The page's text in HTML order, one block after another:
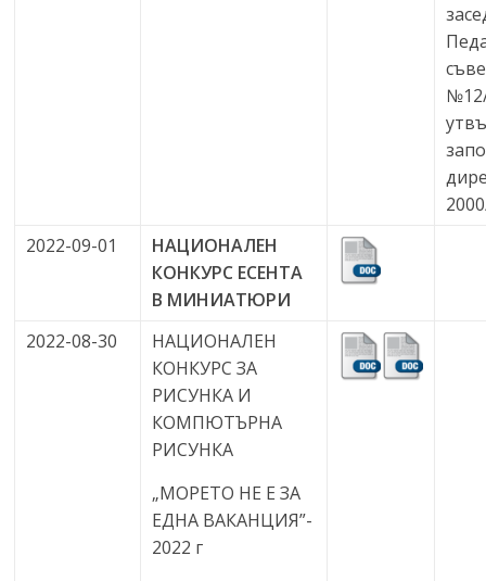
2022-09-01
НАЦИОНАЛЕН
КОНКУРС ЕСЕНТА
В МИНИАТЮРИ
2022-08-30
НАЦИОНАЛЕН
КОНКУРС ЗА
РИСУНКА И
КОМПЮТЪРНА
РИСУНКА
„МОРЕТО НЕ Е ЗА
ЕДНА ВАКАНЦИЯ”-
2022 г